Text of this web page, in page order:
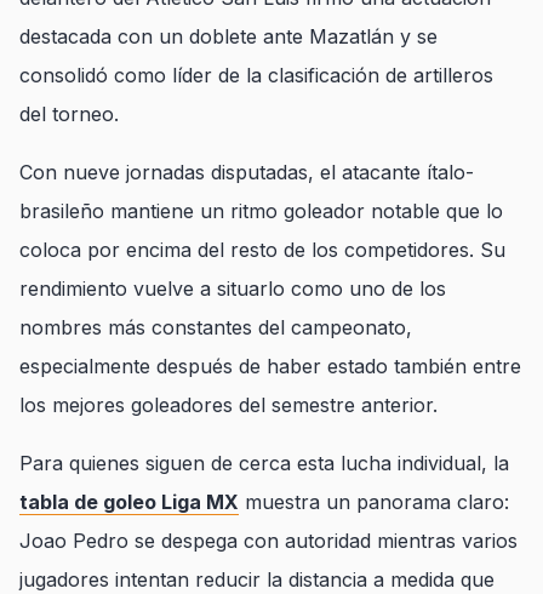
destacada con un doblete ante Mazatlán y se
consolidó como líder de la clasificación de artilleros
del torneo.
Con nueve jornadas disputadas, el atacante ítalo-
brasileño mantiene un ritmo goleador notable que lo
coloca por encima del resto de los competidores. Su
rendimiento vuelve a situarlo como uno de los
nombres más constantes del campeonato,
especialmente después de haber estado también entre
los mejores goleadores del semestre anterior.
Para quienes siguen de cerca esta lucha individual, la
tabla de goleo Liga MX muestra un panorama claro:
Joao Pedro se despega con autoridad mientras varios
jugadores intentan reducir la distancia a medida que